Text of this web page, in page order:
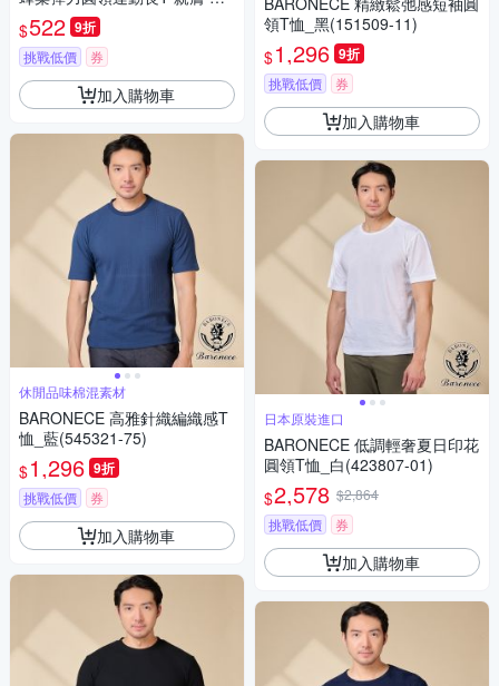
感 透氣-共二色
$522 9折
挑戰低價 券
加入購物車
休閒品味棉混素材
BARONECE 高雅針織編織感T
恤_藍(545321-75)
$1,296 9折
挑戰低價 券
加入購物車
領T恤_黑(151509-11)
$1,296 9折
挑戰低價 券
加入購物車
日本原裝進口
BARONECE 低調輕奢夏日印花
圓領T恤_白(423807-01)
$2,578 $2,864
挑戰低價
券
加入購物車